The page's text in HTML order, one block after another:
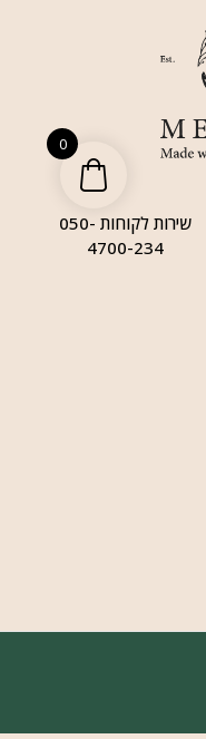
שירות לקוחות 050-
4700-234
0